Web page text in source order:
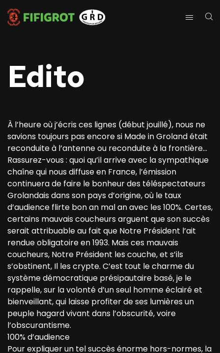
Edito
À l’heure où j’écris ces lignes (début jouillé), nous ne
savions toujours pas encore si Made in Groland était
reconduite à l’antenne ou reconduite à la frontière…
Rassurez-vous : quoi qu’il arrive avec la sympathique
chaîne qui nous diffuse en France, l’émission
continuera de faire le bonheur des téléspectateurs
Grolandais dans son pays d’origine, où le taux
d’audience flirte bon an mal an avec les 100%. Certes,
certains mauvais coucheurs arguent que son succès
serait attribuable au fait que Notre Président l’ait
rendue obligatoire en 1993. Mais ces mauvais
coucheurs, Notre Président les couche, et s’ils
s’obstinent, Il les crypte. C’est tout le charme du
système démocratique présipautaire basé, je le
rappelle, sur la volonté d’un seul homme éclairé et
bienveillant, qui laisse profiter de ses lumières un
peuple hagard vivant dans l’obscurité, voire
l’obscurantisme.
100% d’audience
Pour expliquer un tel succès énorme hors-normes, la